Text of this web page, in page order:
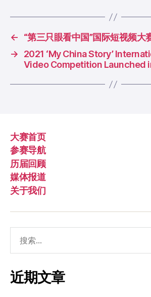
←
“第三只眼看中国”国际短视频大
→
2021 ‘My China Story’
Video Competition Launched
大赛首页
参赛导航
历届回顾
媒体报道
关于我们
索：
近期文章